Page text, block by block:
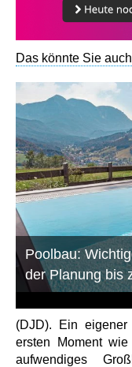
Das könnte Sie
Poolbau:
der Planung bis
(DJD). Ein
ersten Moment
aufwendiges